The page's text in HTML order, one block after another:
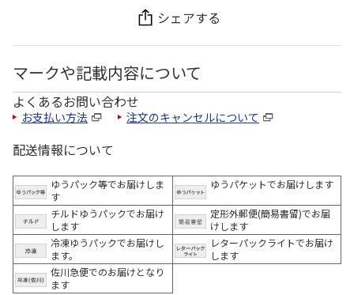
シェアする
マークや記載内容について
よくあるお問い合わせ
お支払い方法 注文のキャンセルについて
配送情報について
ゆうパック等でお届けしま
す
ゆうパケットでお届けします
チルドゆうパックでお届け
します
定形外郵便(簡易書留)でお届
けします
冷凍ゆうパックでお届けし
ます。
レターパックライトでお届け
します
佐川急便でのお届けとなり
ます